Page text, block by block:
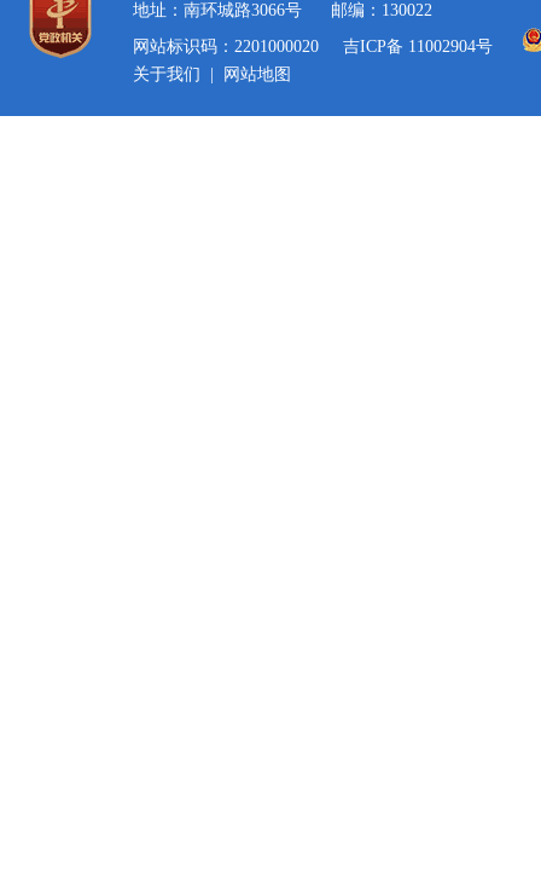
地址：南环城路3066号
邮编：130022
网站标识码：2201000020
吉ICP备 11002904号
关于我们
网站地图